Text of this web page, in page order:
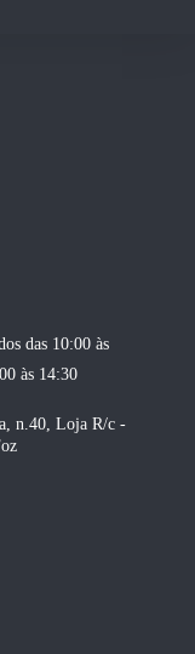
das 10:00 às
às 14:30
n.40, Loja R/c -